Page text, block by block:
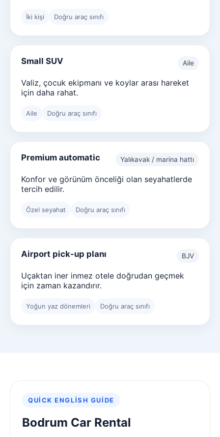
İki kişi Doğru araç sınıfı
Small SUV Aile
Valiz, çocuk ekipmanı ve koylar arası hareket
için daha rahat.
Aile Doğru araç sınıfı
Premium automatic Yalıkavak / marina hattı
Konfor ve görünüm önceliği olan seyahatlerde
tercih edilir.
Özel seyahat Doğru araç sınıfı
Airport pick-up planı BJV
Uçaktan iner inmez otele doğrudan geçmek
için zaman kazandırır.
Yoğun yaz dönemleri Doğru araç sınıfı
QUICK ENGLISH GUIDE
Bodrum Car Rental